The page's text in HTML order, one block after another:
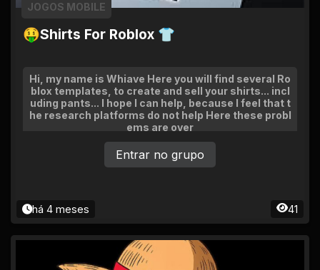
🤑Shirts For Roblox 👕
JOGOS MOBILE
Hi, my name is Whiave Here you will find several Ro
blox templates, to create and sell your shirts... incl
uding pants... I hope I can help, because I feel that t
he research platforms do not help Here these probl
ems are over
há 4 meses 41
Entrar no grupo